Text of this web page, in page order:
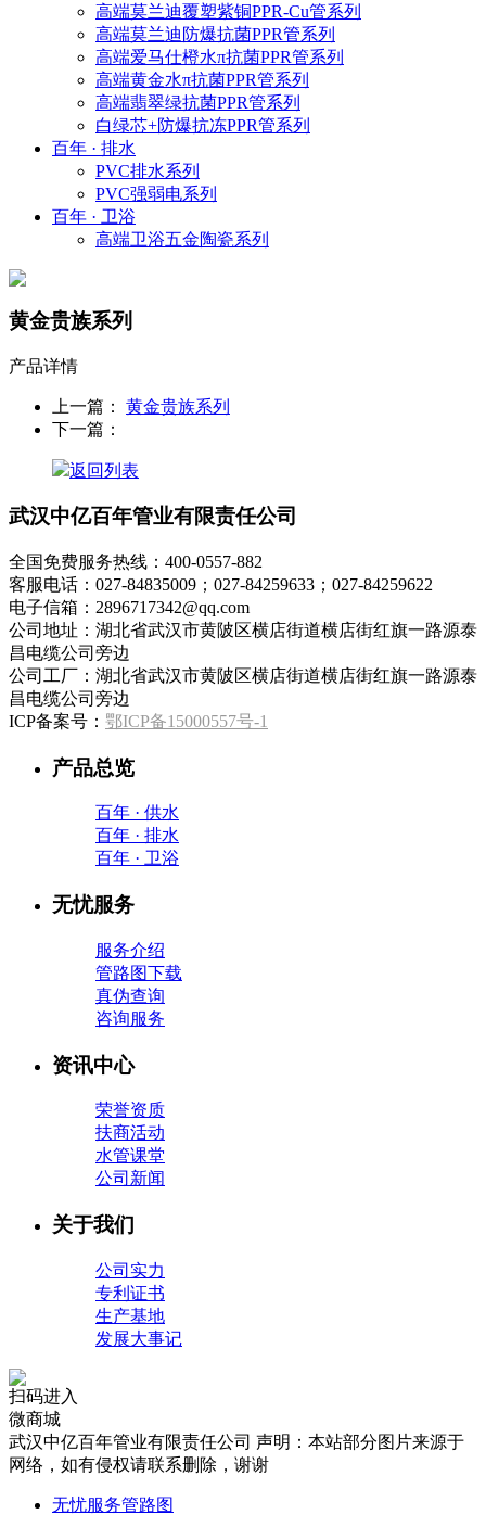
高端莫兰迪覆塑紫铜PPR-Cu管系列
高端莫兰迪防爆抗菌PPR管系列
高端爱马仕橙水π抗菌PPR管系列
高端黄金水π抗菌PPR管系列
高端翡翠绿抗菌PPR管系列
白绿芯+防爆抗冻PPR管系列
百年 · 排水
PVC排水系列
PVC强弱电系列
百年 · 卫浴
高端卫浴五金陶瓷系列
黄金贵族系列
产品详情
上一篇： 黄金贵族系列
下一篇：
返回列表
武汉中亿百年管业有限责任公司
全国免费服务热线：400-0557-882
客服电话：027-84835009；027-84259633；027-84259622
电子信箱：2896717342@qq.com
公司地址：湖北省武汉市黄陂区横店街道横店街红旗一路源泰
昌电缆公司旁边
公司工厂：湖北省武汉市黄陂区横店街道横店街红旗一路源泰
昌电缆公司旁边
ICP备案号： 鄂ICP备15000557号-1
产品总览
百年 · 供水
百年 · 排水
百年 · 卫浴
无忧服务
服务介绍
管路图下载
真伪查询
咨询服务
资讯中心
荣誉资质
扶商活动
水管课堂
公司新闻
关于我们
公司实力
专利证书
生产基地
发展大事记
扫码进入
微商城
武汉中亿百年管业有限责任公司 声明：本站部分图片来源于
网络，如有侵权请联系删除，谢谢
无忧服务管路图